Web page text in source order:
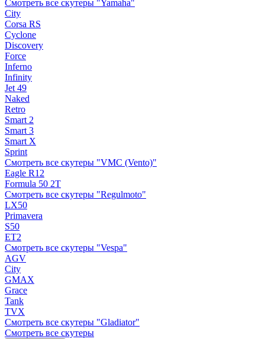
Смотреть все скутеры "Yamaha"
City
Corsa RS
Cyclone
Discovery
Force
Inferno
Infinity
Jet 49
Naked
Retro
Smart 2
Smart 3
Smart X
Sprint
Смотреть все скутеры "VMC (Vento)"
Eagle R12
Formula 50 2Т
Смотреть все скутеры "Regulmoto"
LX50
Primavera
S50
ET2
Смотреть все скутеры "Vespa"
AGV
City
GMAX
Grace
Tank
TVX
Смотреть все скутеры "Gladiator"
Смотреть все скутеры